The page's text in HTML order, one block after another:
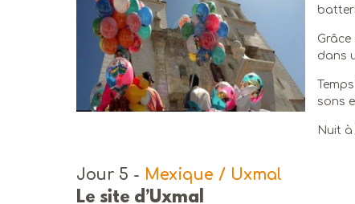
dans
sons
Nuit à
Jour 5 - Mexique / Uxmal
Le site d’Uxmal